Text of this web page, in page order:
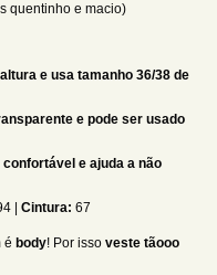
quentinho e macio)
e usa tamanho 36/38 de
e pode ser usado
e ajuda a não
| Cintura: 67
é body! Por isso veste tãooo